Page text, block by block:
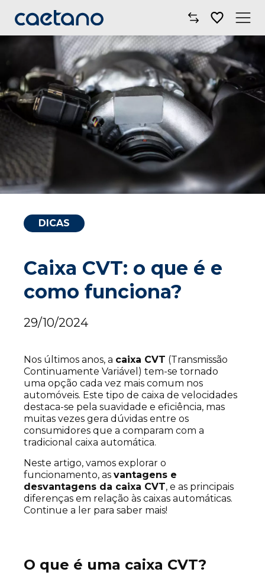
Comprar Carro
Oficinas
Electric Move
Mobilidade
DICAS
Caixa CVT: o que é e
como funciona?
29/10/2024
Nos últimos anos, a caixa CVT (Transmissão
Continuamente Variável) tem-se tornado
uma opção cada vez mais comum nos
automóveis. Este tipo de caixa de velocidades
destaca-se pela suavidade e eficiência, mas
muitas vezes gera dúvidas entre os
consumidores que a comparam com a
tradicional caixa automática.
Neste artigo, vamos explorar o
funcionamento, as vantagens e
desvantagens da caixa CVT, e as principais
diferenças em relação às caixas automáticas.
Continue a ler para saber mais!
O que é uma caixa CVT?